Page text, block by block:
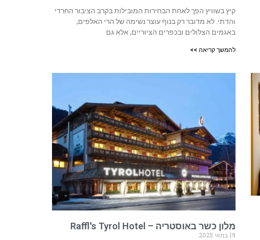
קיץ בשוויץ הפך לאחת הבחירות המובילות בקרב הציבור החרדי
והדתי. לא מדובר רק בנוף עוצר נשימה של הרי האלפים,
באגמים הצלולים ובכפרים הציוריים, אלא גם
להמשך קריאה >>
מלון כשר באוסטריה – Raffl's Tyrol Hotel
19 במאי 2025